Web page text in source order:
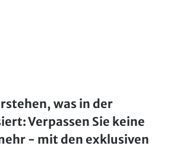
was in der
Verpassen Sie keine
- mit den exklusiven